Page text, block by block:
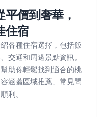
價到奢華，
住宿
各種住宿選擇，包括飯
交通和周邊景點資訊。
助你輕鬆找到適合的桃
涵蓋區域推薦、常見問
利。